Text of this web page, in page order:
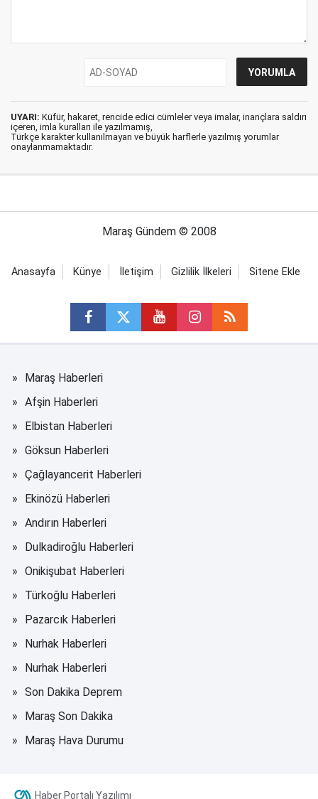
UYARI: Küfür, hakaret, rencide edici cümleler veya imalar, inançlara saldırı
içeren, imla kuralları ile yazılmamış,
Türkçe karakter kullanılmayan ve büyük harflerle yazılmış yorumlar
onaylanmamaktadır.
Maraş Gündem © 2008
Anasayfa Künye İletişim Gizlilik İlkeleri Sitene Ekle
Maraş Haberleri
Afşin Haberleri
Elbistan Haberleri
Göksun Haberleri
Çağlayancerit Haberleri
Ekinözü Haberleri
Andırın Haberleri
Dulkadiroğlu Haberleri
Onikişubat Haberleri
Türkoğlu Haberleri
Pazarcık Haberleri
Nurhak Haberleri
Nurhak Haberleri
Son Dakika Deprem
Maraş Son Dakika
Maraş Hava Durumu
Haber Portalı Yazılımı